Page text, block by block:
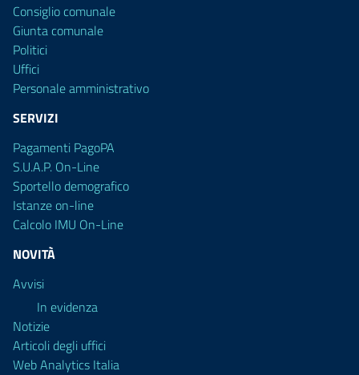
Consiglio comunale
Giunta comunale
Politici
Uffici
Personale amministrativo
SERVIZI
Pagamenti PagoPA
S.U.A.P. On-Line
Sportello demografico
Istanze on-line
Calcolo IMU On-Line
NOVITÀ
Avvisi
In evidenza
Notizie
Articoli degli uffici
Web Analytics Italia